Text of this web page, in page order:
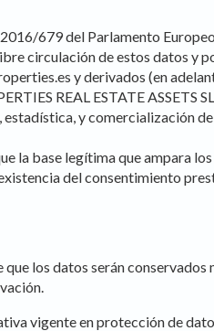
679 del Parlamento
circulación de estos datos y
y derivados (en
REAL ESTATE
y comercialización
la base legítima que
del consentimiento
que los datos serán
vigente en protección de